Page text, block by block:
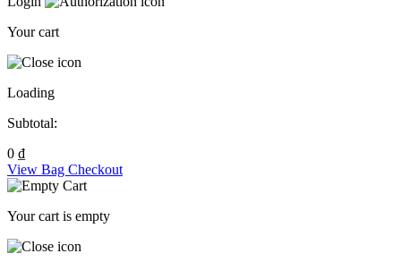
Your cart
Loading
Subtotal:
0 ₫
View Bag Checkout
Your cart is empty